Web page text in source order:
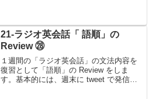
則」によっ...
21-ラジオ英会話「 語順」の
Review ㉘
１週間の「ラジオ英会話」の文法内容を
復習として「語順」の Review をしま
す。基本的には、週末に tweet で発信し